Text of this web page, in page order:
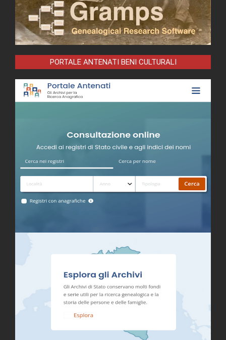
PORTALE ANTENATI BENI CULTURALI